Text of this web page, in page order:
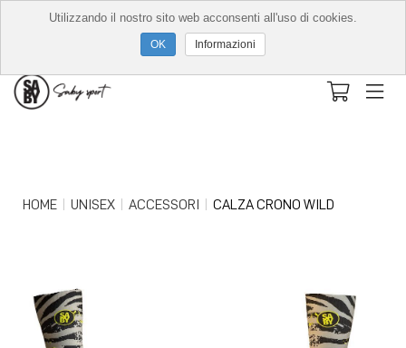
HOME UNISEX ACCESSORI CALZA CRONO WILD
Utilizzando il nostro sito web acconsenti all'uso di cookies.
Informazioni